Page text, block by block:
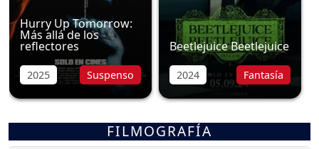
Hurry Up Tomorrow:
Más allá de los
reflectores
2025 Suspenso
Beetlejuice Beetlejuice
2024 Fantasía
FILMOGRAFÍA